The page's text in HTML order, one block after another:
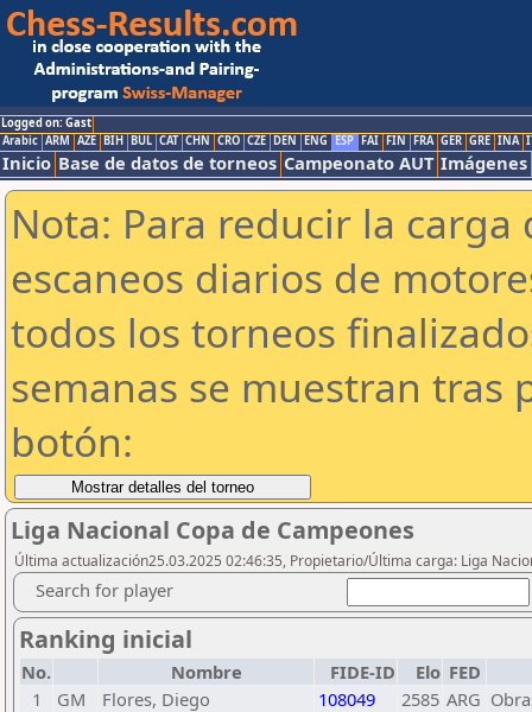
Logged on: Gast
Arabic ARM AZE BIH BUL CAT CHN CRO CZE DEN ENG ESP FAI FIN FRA GER GRE INA
Inicio Base de datos de torneos Campeonato AUT Imágenes
Nota: Para reducir la
escaneos diarios de
todos los torneos
semanas se muestran tras
botón:
Liga Nacional Copa de Campeones
Última actualización25.03.2025 02:46:35, Propietario/Última carga: Liga
Search for player
Ranking inicial
No. Nombre FIDE-ID Elo FED
1
GM Flores, Diego 108049 2585 ARG